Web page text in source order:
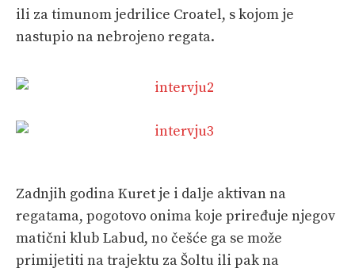
ili za timunom jedrilice Croatel, s kojom je
nastupio na nebrojeno regata.
Zadnjih godina Kuret je i dalje aktivan na
regatama, pogotovo onima koje priređuje njegov
matični klub Labud, no češće ga se može
primijetiti na trajektu za Šoltu ili pak na